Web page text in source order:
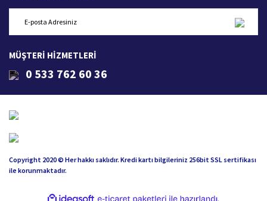
MÜŞTERİ HİZMETLERİ
0 533 762 60 36
Copyright 2020 © Her hakkı saklıdır. Kredi kartı bilgileriniz 256bit SSL sertifikası
ile korunmaktadır.
ideasoft e-